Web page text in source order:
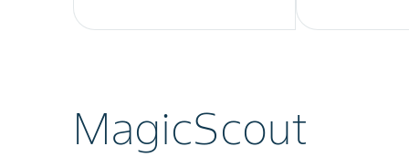
MagicScout